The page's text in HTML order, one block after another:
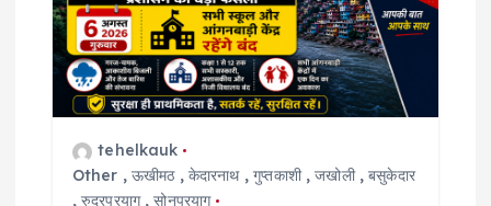
tehelkauk
Other , ऊखीमठ, केदारनाथ,गुप्तकाशी,जखोली,बसुकेदार
,रुद्रप्रयाग,सोनप्रयाग